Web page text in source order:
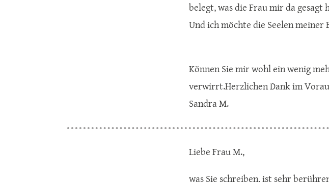
belegt, was die Frau mir da gesagt
Und ich möchte die Seelen
Können Sie mir wohl ein wenig
verwirrt.Herzlichen Dank im
Sandra M.
Liebe Frau M.,
was Sie schreiben, ist sehr